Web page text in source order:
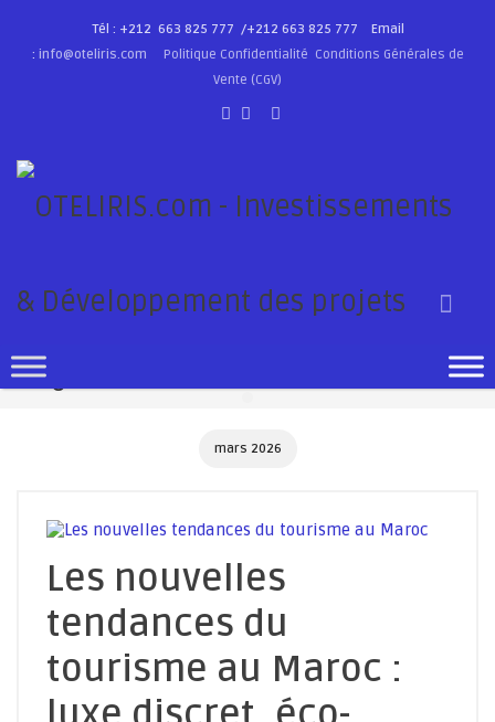
Tél : +212 663 825 777 /+212 663 825 777
Email
: info@oteliris.com Politique Confidentialité Conditions Générales de
Vente (CGV)
Blog: Archives
mars 2026
Les nouvelles
tendances du
tourisme au Maroc :